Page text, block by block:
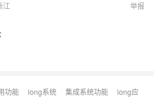
江 举报
功能 long系统 集成系统功能
long应